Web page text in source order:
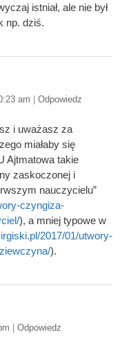
istniał, ale nie był
np. dziś.
am Odpowiedz
i uważasz za
miałaby się
Ajtmatowa takie
zaskoczonej i
nauczycielu”
czyngiza-
), a mniej typowe w
2017/01/utwory-
).
Odpowiedz